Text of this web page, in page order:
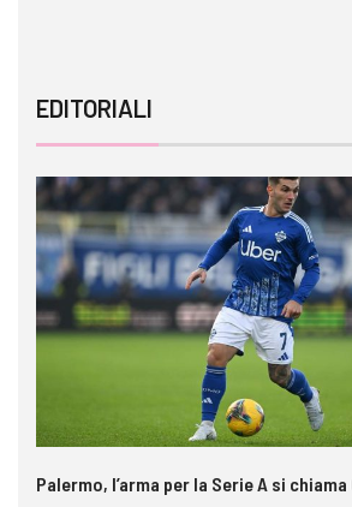
EDITORIALI
Palermo, l’arma per la Serie A si